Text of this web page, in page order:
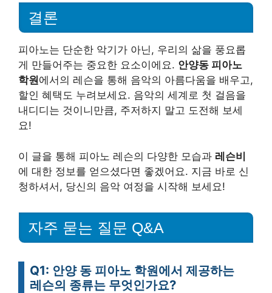
결론
피아노는 단순한 악기가 아닌, 우리의 삶을 풍요롭
게 만들어주는 중요한 요소이에요. 안양동 피아노
학원에서의 레슨을 통해 음악의 아름다움을 배우고,
할인 혜택도 누려보세요. 음악의 세계로 첫 걸음을
내디디는 것이니만큼, 주저하지 말고 도전해 보세
요!
이 글을 통해 피아노 레슨의 다양한 모습과 레슨비
에 대한 정보를 얻으셨다면 좋겠어요. 지금 바로 신
청하셔서, 당신의 음악 여정을 시작해 보세요!
자주 묻는 질문 Q&A
Q1: 안양 동 피아노 학원에서 제공하는
레슨의 종류는 무엇인가요?